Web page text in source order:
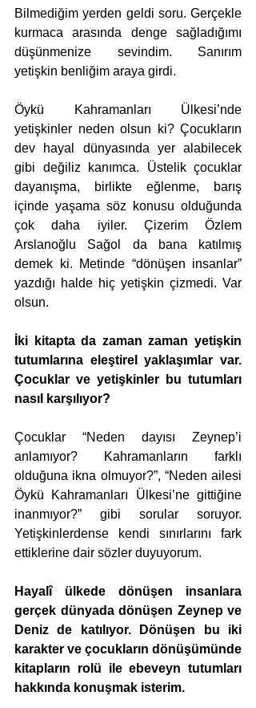
Bilmediğim yerden geldi soru. Gerçekle
kurmaca arasında denge sağladığımı
düşünmenize sevindim. Sanırım
yetişkin benliğim araya girdi.
Öykü Kahramanları Ülkesi’nde
yetişkinler neden olsun ki? Çocukların
dev hayal dünyasında yer alabilecek
gibi değiliz kanımca. Üstelik çocuklar
dayanışma, birlikte eğlenme, barış
içinde yaşama söz konusu olduğunda
çok daha iyiler. Çizerim Özlem
Arslanoğlu Sağol da bana katılmış
demek ki. Metinde “dönüşen insanlar”
yazdığı halde hiç yetişkin çizmedi. Var
olsun.
İki kitapta da zaman zaman yetişkin
tutumlarına eleştirel yaklaşımlar var.
Çocuklar ve yetişkinler bu tutumları
nasıl karşılıyor?
Çocuklar “Neden dayısı Zeynep’i
anlamıyor? Kahramanların farklı
olduğuna ikna olmuyor?”, “Neden ailesi
Öykü Kahramanları Ülkesi’ne gittiğine
inanmıyor?” gibi sorular soruyor.
Yetişkinlerdense kendi sınırlarını fark
ettiklerine dair sözler duyuyorum.
Hayalî ülkede dönüşen insanlara
gerçek dünyada dönüşen Zeynep ve
Deniz de katılıyor. Dönüşen bu iki
karakter ve çocukların dönüşümünde
kitapların rolü ile ebeveyn tutumları
hakkında konuşmak isterim.